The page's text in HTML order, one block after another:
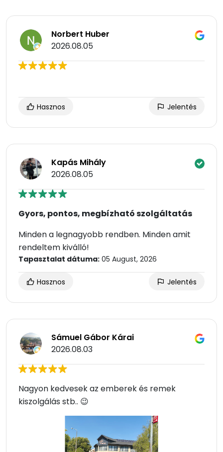
Norbert Huber
2026.08.05
Hasznos Jelentés
Kapás Mihály
2026.08.05
Gyors, pontos, megbízható szolgáltatás
Minden a legnagyobb rendben. Minden amit
rendeltem kiválló!
Tapasztalat dátuma: 05 August, 2026
Hasznos Jelentés
Sámuel Gábor Kárai
2026.08.03
Nagyon kedvesek az emberek és remek
kiszolgálás stb.. 😉